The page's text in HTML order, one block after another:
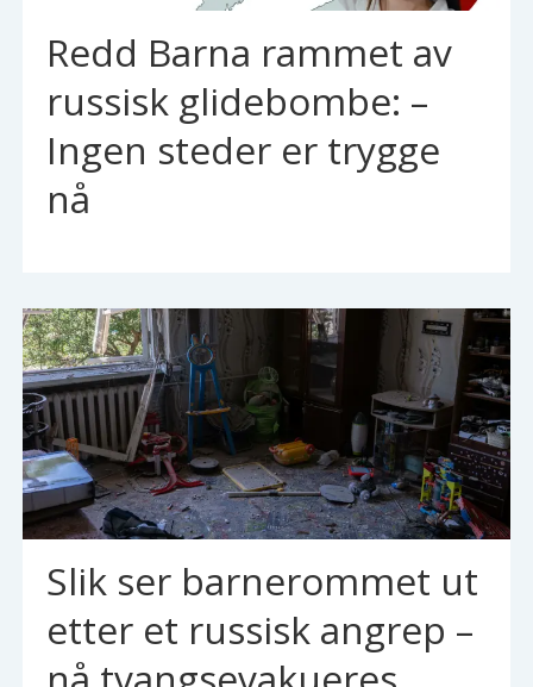
Redd Barna rammet av
russisk glidebombe: –
Ingen steder er trygge
nå
Slik ser barnerommet ut
etter et russisk angrep –